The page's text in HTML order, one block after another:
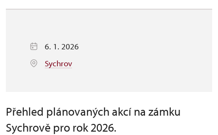
6. 1. 2026
Sychrov
Přehled plánovaných akcí na zámku
Sychrově pro rok 2026.